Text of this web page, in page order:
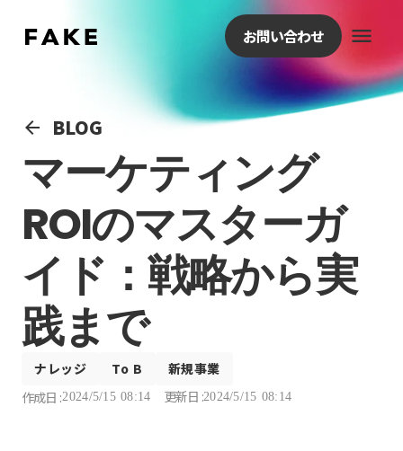
お問い合わせ menu
arrow_back BLOG
マーケティング
ROIのマスターガ
イド：戦略から実
践まで
ナレッジ To B
新規事業
作成日 :2024/5/15 08:14 更新日 :2024/5/15 08:14